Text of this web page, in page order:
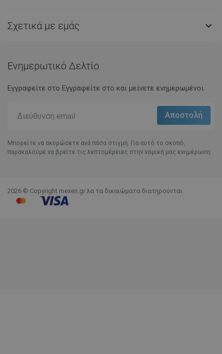
Σχετικά με εμάς 
Ενημερωτικό Δελτίο
Εγγραφείτε στο Eγγραφείτε στο και μείνετε ενημερωμένοι.
Μπορείτε να ακυρώσετε ανά πάσα στιγμή. Για αυτό το σκοπό,
παρακαλούμε να βρείτε τις λεπτομέρειες στην νομική μας ενημέρωση.
2026 © Copyright mexen.gr λα τα δικαιώματα διατηρούνται.